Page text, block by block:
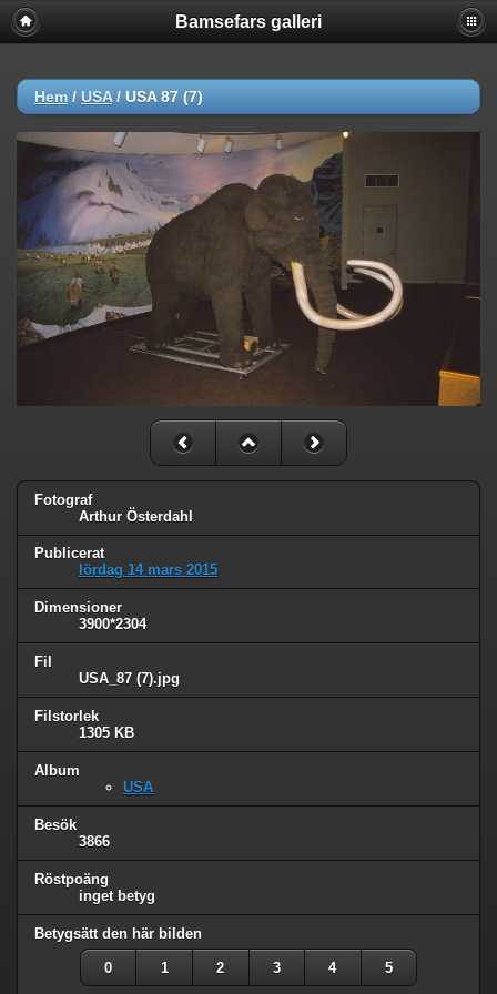
Bamsefars galleri
Hem / USA/ USA 87 (7)
Fotograf
Arthur Österdahl
Publicerat
lördag 14 mars 2015
Dimensioner
3900*2304
Fil
USA_87 (7).jpg
Filstorlek
1305 KB
Album
USA
Besök
3866
Röstpoäng
inget betyg
Betygsätt den här bilden
0 1 2 3 4 5